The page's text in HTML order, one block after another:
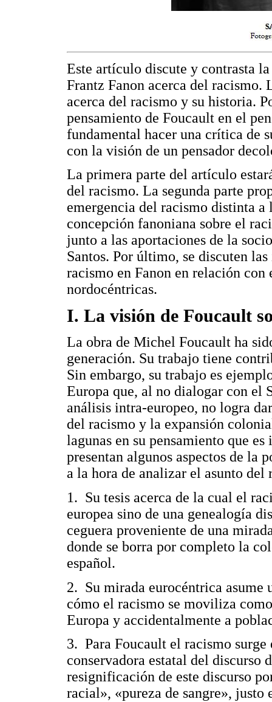
Este artículo discute y contrasta
Frantz Fanon acerca del racismo.
acerca del racismo y su historia.
pensamiento de Foucault en el
fundamental hacer una crítica de
con la visión de un pensador
La primera parte del artículo
del racismo. La segunda parte
emergencia del racismo distinta
concepción fanoniana sobre el
junto a las aportaciones de la
Santos. Por último, se discuten
racismo en Fanon en relación
nordocéntricas.
I. La visión de Foucault
La obra de Michel Foucault ha
generación. Su trabajo tiene
Sin embargo, su trabajo es
Europa que, al no dialogar con el
análisis intra-europeo, no logra
del racismo y la expansión
lagunas en su pensamiento que
presentan algunos aspectos de la
a la hora de analizar el asunto del
1. Su tesis acerca de la cual el
europea sino de una genealogía
ceguera proveniente de una
donde se borra por completo la
español.
2. Su mirada eurocéntrica asume
cómo el racismo se moviliza
Europa y accidentalmente a
3. Para Foucault el racismo
conservadora estatal del discurso
resignificación de este discurso
racial», «pureza de sangre»,